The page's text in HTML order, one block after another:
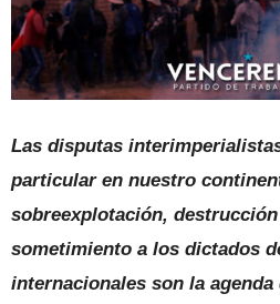
Las disputas
particular en nuestro
sobreexplotación,
sometimiento a los dictados
internacionales son la